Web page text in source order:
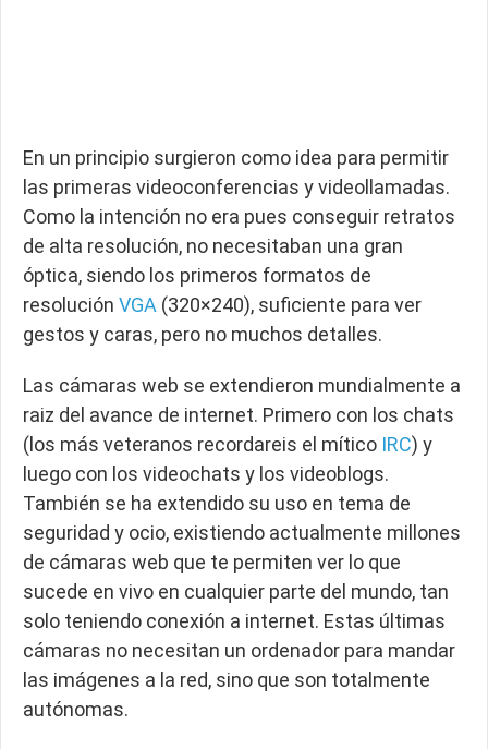
En un principio surgieron como idea para permitir
las primeras videoconferencias y videollamadas.
Como la intención no era pues conseguir retratos
de alta resolución, no necesitaban una gran
óptica, siendo los primeros formatos de
resolución VGA (320×240), suficiente para ver
gestos y caras, pero no muchos detalles.
Las cámaras web se extendieron mundialmente a
raiz del avance de internet. Primero con los chats
(los más veteranos recordareis el mítico IRC) y
luego con los videochats y los videoblogs.
También se ha extendido su uso en tema de
seguridad y ocio, existiendo actualmente millones
de cámaras web que te permiten ver lo que
sucede en vivo en cualquier parte del mundo, tan
solo teniendo conexión a internet. Estas últimas
cámaras no necesitan un ordenador para mandar
las imágenes a la red, sino que son totalmente
autónomas.